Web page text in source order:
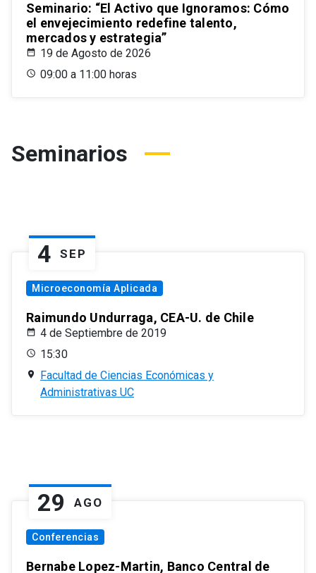
Seminario: “El Activo que Ignoramos: Cómo
el envejecimiento redefine talento,
mercados y estrategia”
19 de Agosto de 2026
09:00 a 11:00 horas
Seminarios
4 SEP
Microeconomía Aplicada
Raimundo Undurraga, CEA-U. de Chile
4 de Septiembre de 2019
15:30
Facultad de Ciencias Económicas y
Administrativas UC
29 AGO
Conferencias
Bernabe Lopez-Martin, Banco Central de